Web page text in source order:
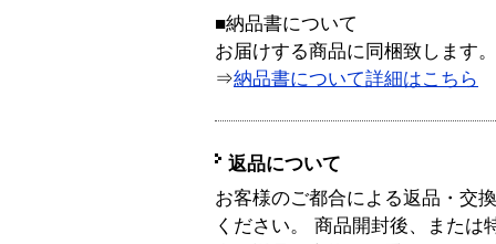
■納品書について
お届けする商品に同梱致します。
⇒納品書について詳細はこちら
返品について
お客様のご都合による返品・交
ください。 商品開封後、または